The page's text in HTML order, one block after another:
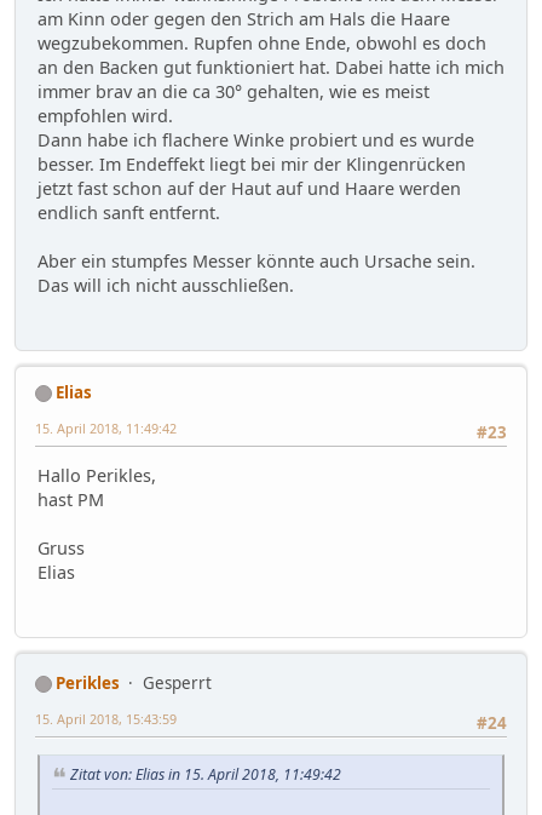
am Kinn oder gegen den Strich am Hals die Haare
wegzubekommen. Rupfen ohne Ende, obwohl es doch
an den Backen gut funktioniert hat. Dabei hatte ich mich
immer brav an die ca 30° gehalten, wie es meist
empfohlen wird.
Dann habe ich flachere Winke probiert und es wurde
besser. Im Endeffekt liegt bei mir der Klingenrücken
jetzt fast schon auf der Haut auf und Haare werden
endlich sanft entfernt.
Aber ein stumpfes Messer könnte auch Ursache sein.
Das will ich nicht ausschließen.
Elias
#23
15. April 2018, 11:49:42
Hallo Perikles,
hast PM
Gruss
Elias
Perikles
Gesperrt
#24
15. April 2018, 15:43:59
Zitat von: Elias in 15. April 2018, 11:49:42